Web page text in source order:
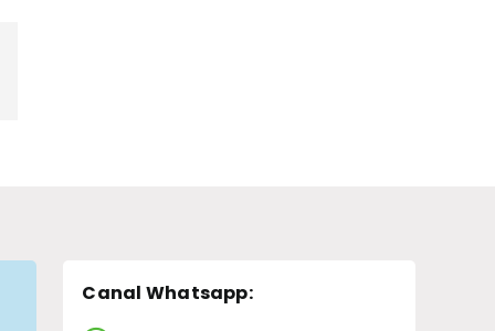
Canal Whatsapp: